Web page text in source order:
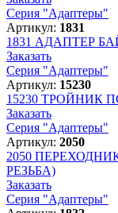
Серия "Адаптеры"
Артикул: 1831
1831 АДАПТЕР
Заказать
Серия "Адаптеры"
Артикул: 15230
15230 ТРОЙНИК
Заказать
Серия "Адаптеры"
Артикул: 2050
2050
РЕЗЬБА)
Заказать
Серия "Адаптеры"